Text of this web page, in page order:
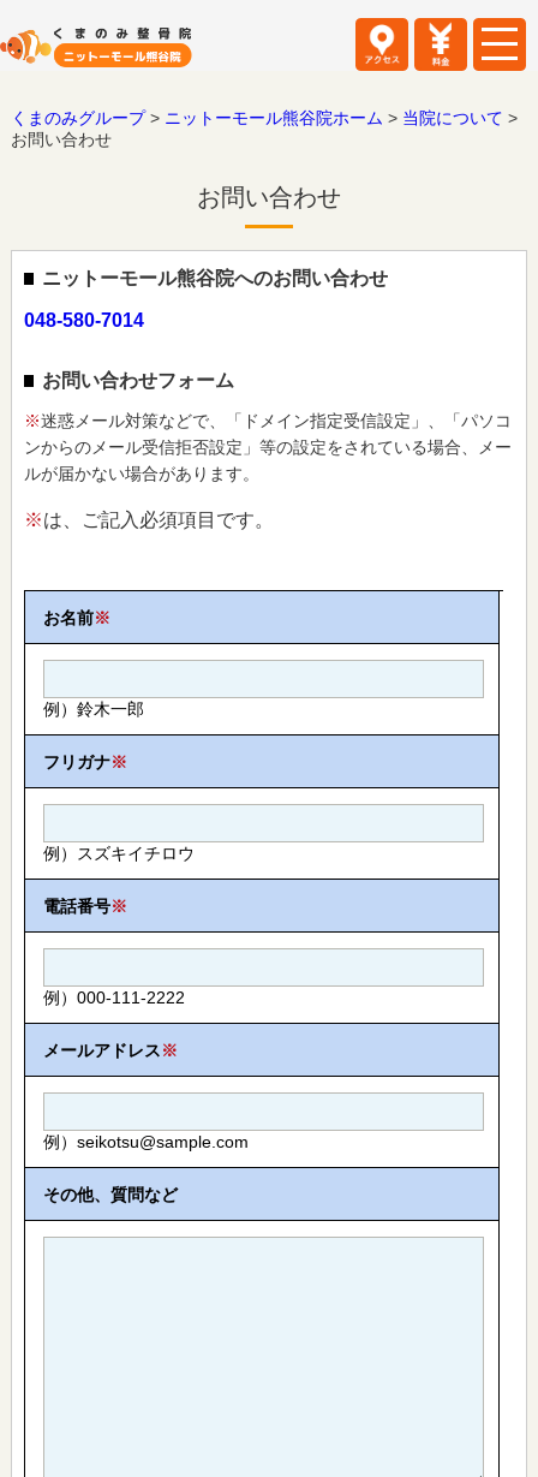
くまのみグループ> ニットーモール熊谷院ホーム > 当院について >
お問い合わせ
お問い合わせ
ニットーモール熊谷院へのお問い合わせ
048-580-7014
お問い合わせフォーム
※迷惑メール対策などで、「ドメイン指定受信設定」、「パソコ
ンからのメール受信拒否設定」等の設定をされている場合、メー
ルが届かない場合があります。
※は、ご記入必須項目です。
お名前※
例）鈴木一郎
フリガナ※
例）スズキイチロウ
電話番号※
例）000-111-2222
メールアドレス※
例）seikotsu@sample.com
その他、質問など